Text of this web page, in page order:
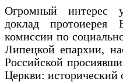
Огромный интерес
доклад протоиерея
комиссии по
Липецкой епархии,
Российской
Церкви: исторический